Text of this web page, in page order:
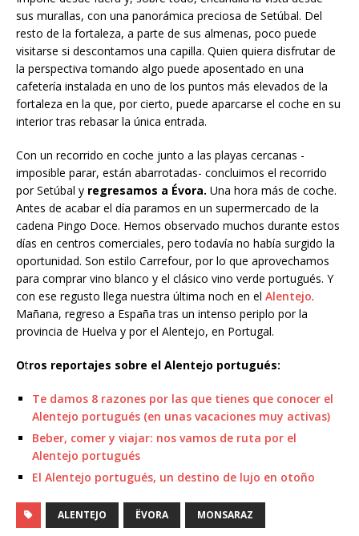
sus murallas, con una panorámica preciosa de Setúbal. Del
resto de la fortaleza, a parte de sus almenas, poco puede
visitarse si descontamos una capilla. Quien quiera disfrutar de
la perspectiva tomando algo puede aposentado en una
cafetería instalada en uno de los puntos más elevados de la
fortaleza en la que, por cierto, puede aparcarse el coche en su
interior tras rebasar la única entrada.
Con un recorrido en coche junto a las playas cercanas -
imposible parar, están abarrotadas- concluimos el recorrido
por Setúbal y regresamos a Évora. Una hora más de coche.
Antes de acabar el día paramos en un supermercado de la
cadena Pingo Doce. Hemos observado muchos durante estos
días en centros comerciales, pero todavía no había surgido la
oportunidad. Son estilo Carrefour, por lo que aprovechamos
para comprar vino blanco y el clásico vino verde portugués. Y
con ese regusto llega nuestra última noch en el Alentejo.
Mañana, regreso a España tras un intenso periplo por la
provincia de Huelva y por el Alentejo, en Portugal.
Otros reportajes sobre el Alentejo portugués:
Te damos 8 razones por las que tienes que conocer el
Alentejo portugués (en unas vacaciones muy activas)
Beber, comer y viajar: nos vamos de ruta por el
Alentejo portugués
El Alentejo portugués, un destino de lujo en otoño
ALENTEJO ËVORA MONSARAZ